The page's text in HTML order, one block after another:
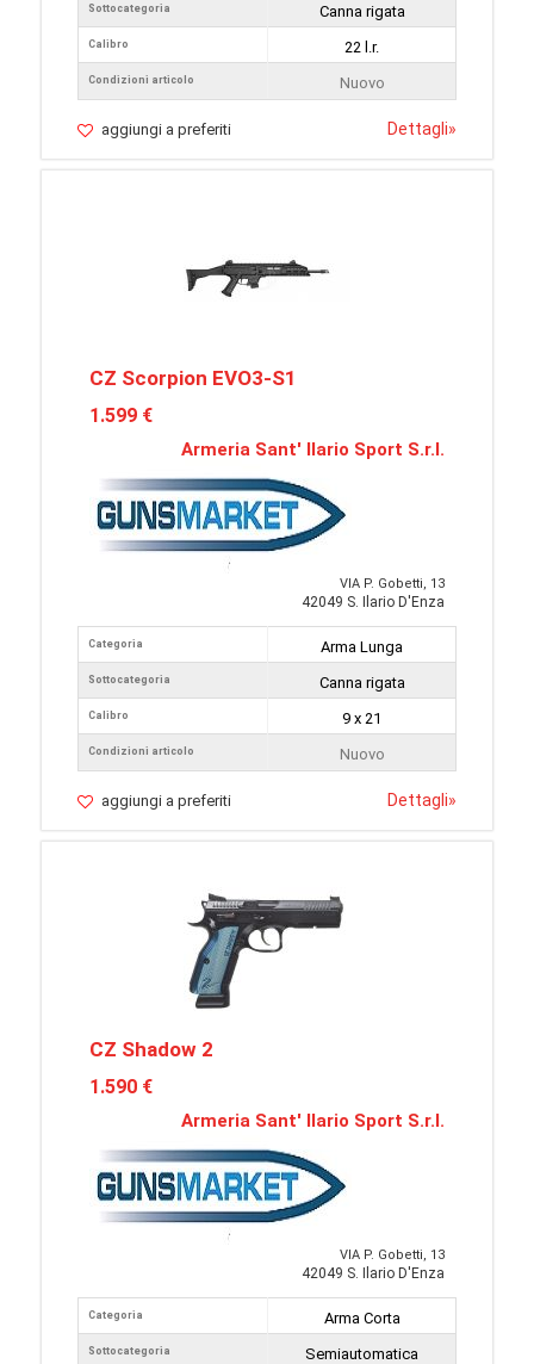
Sottocategoria
Calibro
Condizioni articolo
Canna rigata
22 l.r.
Nuovo
aggiungi a preferiti Dettagli»
CZ Scorpion EVO3-S1
1.599 €
Armeria Sant' Ilario Sport S.r.l.
VIA P. Gobetti, 13
42049 S. Ilario D'Enza
Categoria
Sottocategoria
Calibro
Condizioni articolo
Arma Lunga
Canna rigata
9 x 21
Nuovo
aggiungi a preferiti Dettagli»
CZ Shadow 2
1.590 €
Armeria Sant' Ilario Sport S.r.l.
VIA P. Gobetti, 13
42049 S. Ilario D'Enza
Categoria
Sottocategoria
Arma Corta
Semiautomatica